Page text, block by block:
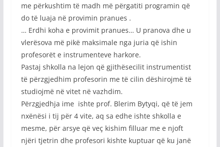
me përkushtim të madh më përgatiti programin që
do të luaja në provimin pranues .
… Erdhi koha e provimit pranues… U pranova dhe u
vlerësova më pikë maksimale nga juria që ishin
profesorët e instrumenteve harkore.
Pastaj shkolla na lejon që gjithësecilit instrumentist
të përzgjedhim profesorin me të cilin dëshirojmë të
studiojmë në vitet në vazhdim.
Përzgjedhja ime ishte prof. Blerim Bytyqi, që të jem
nxënësi i tij për 4 vite, aq sa edhe ishte shkolla e
mesme, për arsye që veç kishim filluar me e njoft
njëri tjetrin dhe profesori kishte kuptuar që ku janë